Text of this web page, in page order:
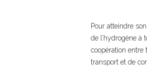
Pour atteindre
de l’hydrogène à
coopération entre
transport et de